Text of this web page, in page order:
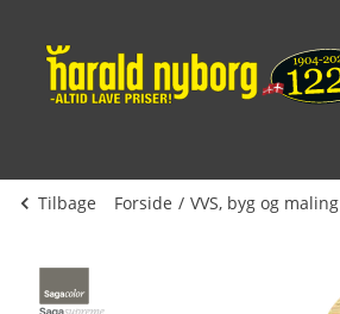
Tilbage Forside VVS, byg og maling